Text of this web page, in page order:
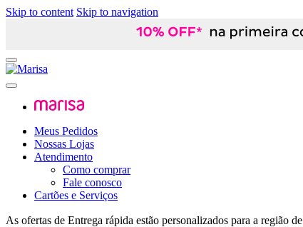
Skip to content Skip to navigation
Meus Pedidos
Nossas Lojas
Atendimento
Como comprar
Fale conosco
Cartões e Serviços
As ofertas de Entrega rápida estão personalizados para a região de